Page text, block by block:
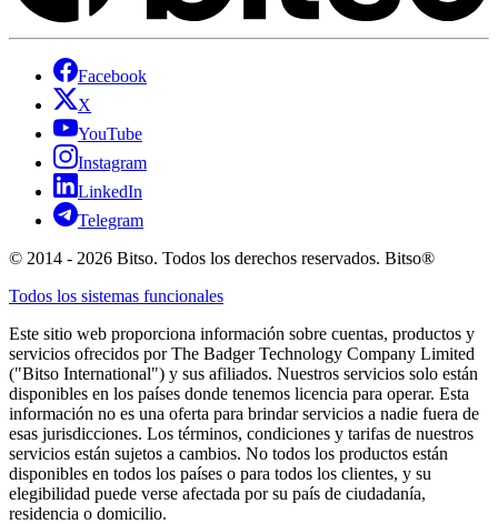
Facebook
X
YouTube
Instagram
LinkedIn
Telegram
© 2014 - 2026 Bitso. Todos los derechos reservados. Bitso®
Todos los sistemas funcionales
Este sitio web proporciona información sobre cuentas, productos y
servicios ofrecidos por The Badger Technology Company Limited
("Bitso International") y sus afiliados. Nuestros servicios solo están
disponibles en los países donde tenemos licencia para operar. Esta
información no es una oferta para brindar servicios a nadie fuera de
esas jurisdicciones. Los términos, condiciones y tarifas de nuestros
servicios están sujetos a cambios. No todos los productos están
disponibles en todos los países o para todos los clientes, y su
elegibilidad puede verse afectada por su país de ciudadanía,
residencia o domicilio.